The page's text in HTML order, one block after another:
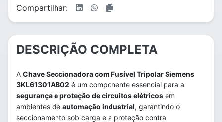
Compartilhar:
DESCRIÇÃO COMPLETA
A Chave Seccionadora com Fusível Tripolar Siemens
3KL61301AB02 é um componente essencial para a
segurança e proteção de circuitos elétricos em
ambientes de automação industrial, garantindo o
seccionamento sob carga e a proteção contra